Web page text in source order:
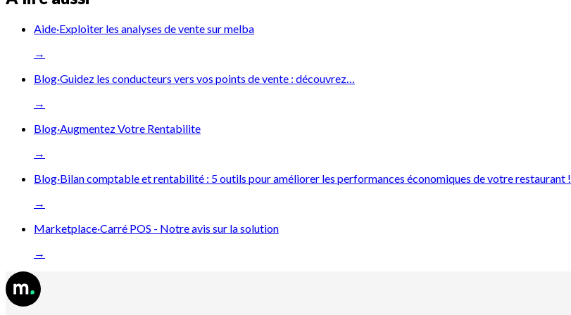
Aide·Exploiter les analyses de vente sur melba
→
Blog·Guidez les conducteurs vers vos points de vente : découvrez…
→
Blog·Augmentez Votre Rentabilite
→
Blog·Bilan comptable et rentabilité : 5 outils pour améliorer les performances économiques de votre restaurant !
→
Marketplace·Carré POS - Notre avis sur la solution
→